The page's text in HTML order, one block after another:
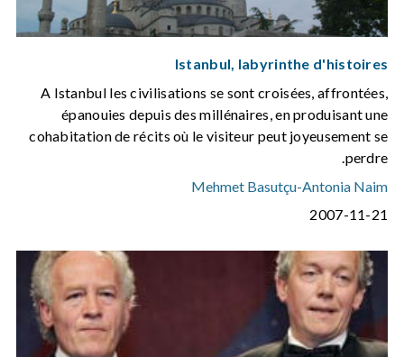
Istanbul, labyrinthe d'histoires
A Istanbul les civilisations se sont croisées, affrontées,
épanouies depuis des millénaires, en produisant une
cohabitation de récits où le visiteur peut joyeusement se
perdre.
Antonia Naim
-
Mehmet Basutçu
2007-11-21